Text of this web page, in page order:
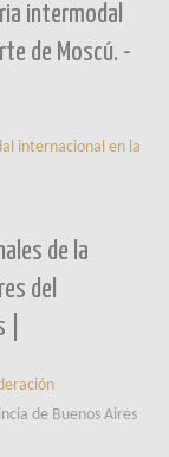
intermodal
de Moscú. -
internacional en la
de la
del
de Buenos Aires